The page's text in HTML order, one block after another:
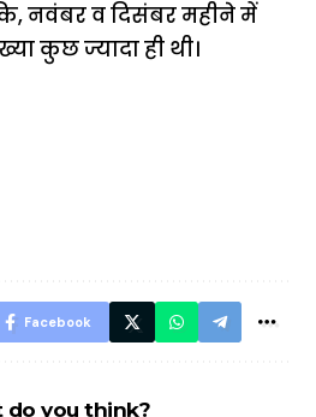
नवंबर व दिसंबर महीने में
कुछ ज्यादा ही थी।
Facebook
do you think?